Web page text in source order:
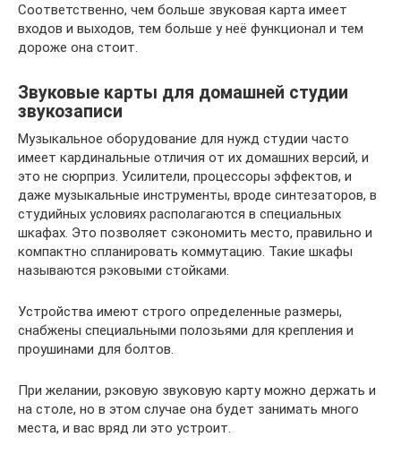
Соответственно, чем больше звуковая карта имеет
входов и выходов, тем больше у неё функционал и тем
дороже она стоит.
Звуковые карты для домашней студии
звукозаписи
Музыкальное оборудование для нужд студии часто
имеет кардинальные отличия от их домашних версий, и
это не сюрприз. Усилители, процессоры эффектов, и
даже музыкальные инструменты, вроде синтезаторов, в
студийных условиях располагаются в специальных
шкафах. Это позволяет сэкономить место, правильно и
компактно спланировать коммутацию. Такие шкафы
называются рэковыми стойками.
Устройства имеют строго определенные размеры,
снабжены специальными полозьями для крепления и
проушинами для болтов.
При желании, рэковую звуковую карту можно держать и
на столе, но в этом случае она будет занимать много
места, и вас вряд ли это устроит.